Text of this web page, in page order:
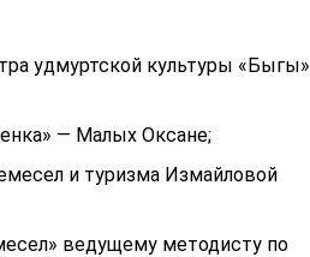
удмуртской культуры «Быгы»
— Малых Оксане;
и туризма Измайловой
ведущему методисту по